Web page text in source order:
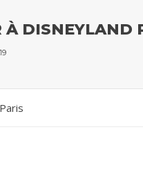
À DISNEYLAND